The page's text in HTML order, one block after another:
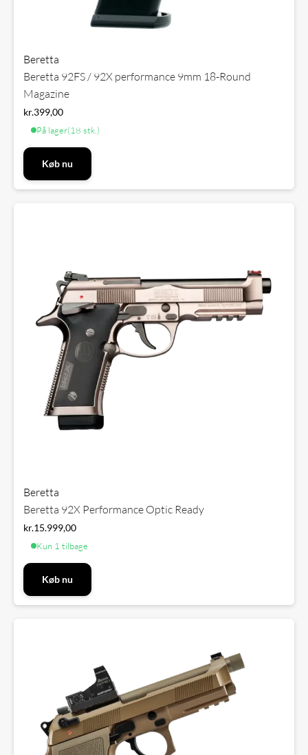
Beretta
Beretta 92FS / 92X performance 9mm 18-Round
Magazine
kr.399,00
På lager(18 stk.)
Køb nu
Beretta
Beretta 92X Performance Optic Ready
kr.15.999,00
Kun 1 tilbage
Køb nu